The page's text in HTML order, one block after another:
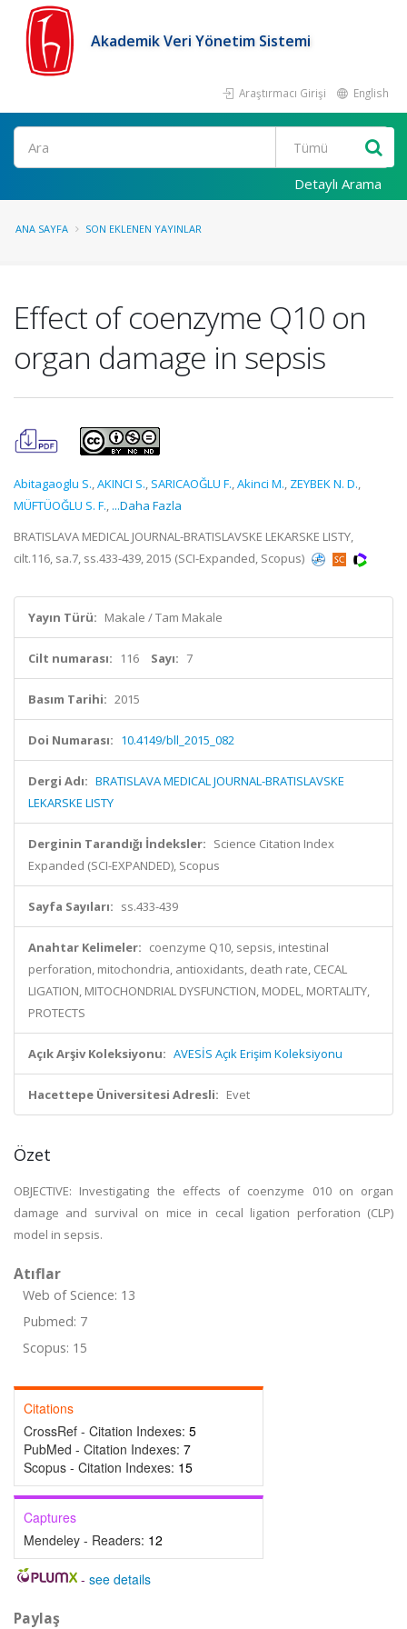
Akademik Veri Yönetim Sistemi
Araştırmacı Girişi English
Ara
Detaylı Arama
ANA SAYFA SON EKLENEN YAYINLAR
Effect of coenzyme Q10 on
organ damage in sepsis
Abitagaoglu S.,AKINCI S., SARICAOĞLU F.,Akinci M., ZEYBEK N. D.,
MÜFTÜOĞLU S. F., ...Daha Fazla
BRATISLAVA MEDICAL JOURNAL-BRATISLAVSKE LEKARSKE LISTY,
cilt.116, sa.7, ss.433-439, 2015 (SCI-Expanded, Scopus)
Yayın Türü: Makale / Tam Makale
Cilt numarası: 116 Sayı: 7
Basım Tarihi: 2015
Doi Numarası: 10.4149/bll_2015_082
Dergi Adı: BRATISLAVA MEDICAL JOURNAL-BRATISLAVSKE
LEKARSKE LISTY
Derginin Tarandığı İndeksler: Science Citation Index
Expanded (SCI-EXPANDED), Scopus
Sayfa Sayıları: ss.433-439
Anahtar Kelimeler: coenzyme Q10, sepsis, intestinal
perforation, mitochondria, antioxidants, death rate, CECAL
LIGATION, MITOCHONDRIAL DYSFUNCTION, MODEL, MORTALITY,
PROTECTS
Açık Arşiv Koleksiyonu: AVESİS Açık Erişim Koleksiyonu
Hacettepe Üniversitesi Adresli: Evet
Özet
OBJECTIVE: Investigating the effects of coenzyme 010 on organ
damage and survival on mice in cecal ligation perforation (CLP)
model in sepsis.
Atıflar
Web of Science: 13
Pubmed: 7
Scopus: 15
Citations
CrossRef - Citation Indexes: 5
PubMed - Citation Indexes: 7
Scopus - Citation Indexes: 15
Captures
Mendeley - Readers: 12
- see details
Paylaş